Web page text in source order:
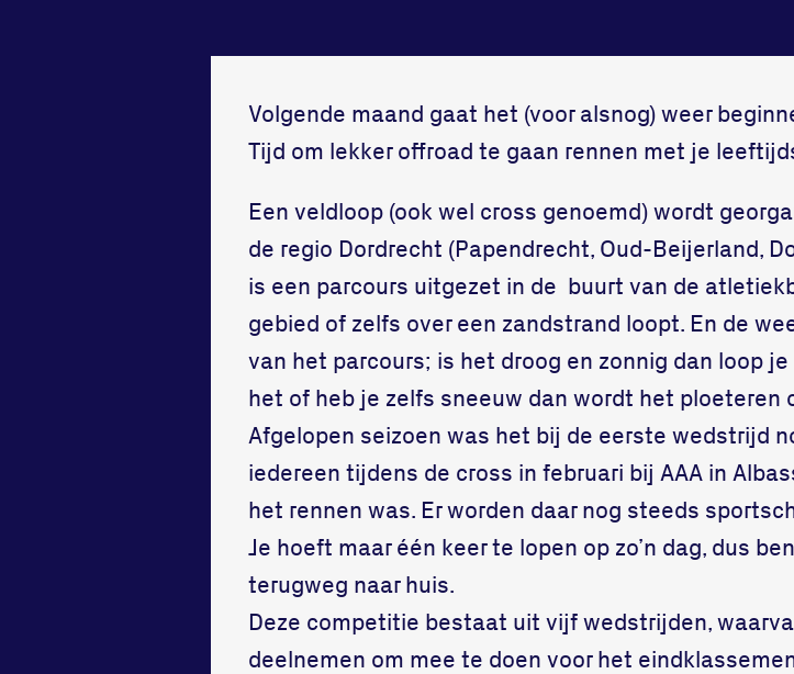
Volgende maand gaat het (voor alsnog) weer
Tijd om lekker offroad te gaan rennen met je
Een veldloop (ook wel cross genoemd) wordt
de regio Dordrecht (Papendrecht, Oud-Beijerland,
is een parcours uitgezet in de buurt van de
gebied of zelfs over een zandstrand loopt. En de
van het parcours; is het droog en zonnig dan loop
het of heb je zelfs sneeuw dan wordt het ploeteren
Afgelopen seizoen was het bij de eerste wedstrijd
iedereen tijdens de cross in februari bij AAA in
het rennen was. Er worden daar nog steeds
Je hoeft maar één keer te lopen op zo’n dag, dus
terugweg naar huis.
Deze competitie bestaat uit vijf wedstrijden,
deelnemen om mee te doen voor het